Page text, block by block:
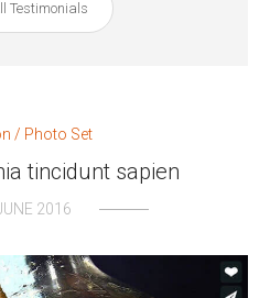
Testimonials
/ Photo Set
tincidunt sapien
2016